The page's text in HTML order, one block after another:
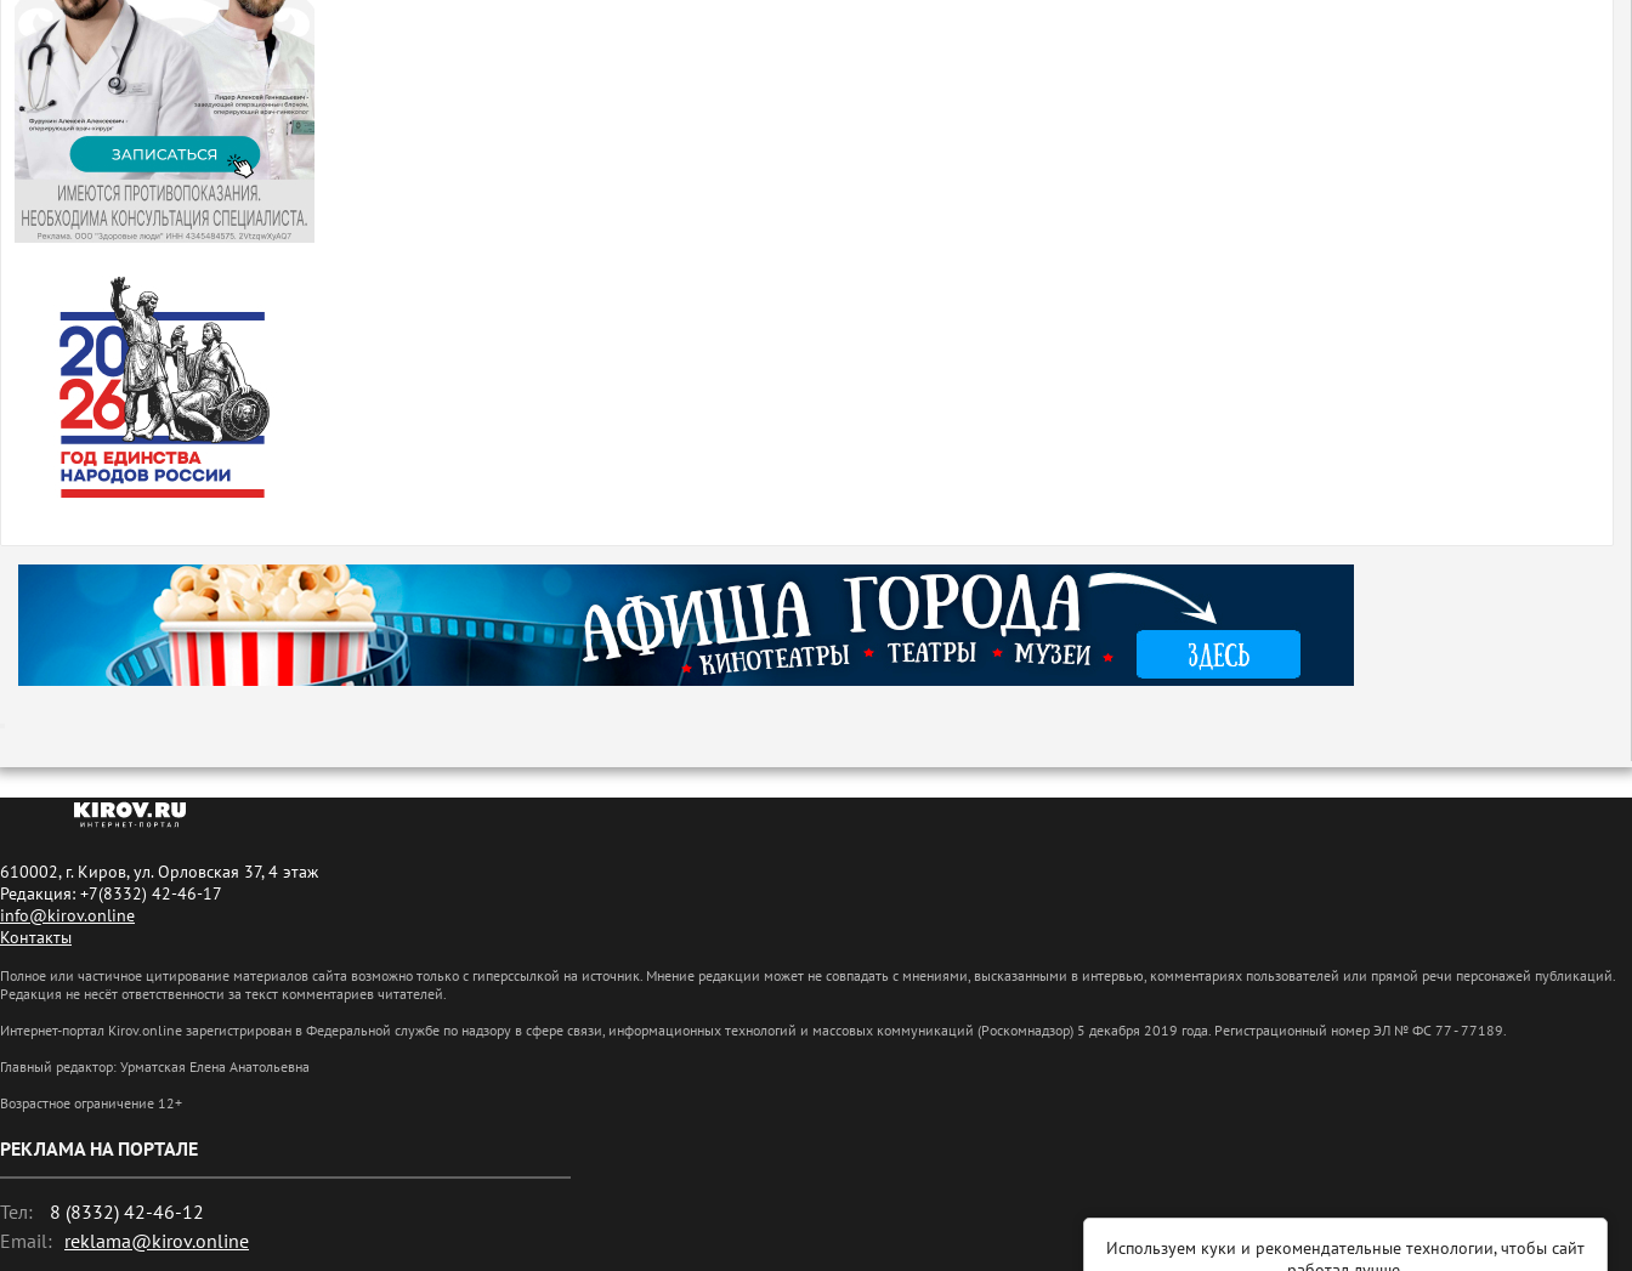
610002, г. Киров, ул. Орловская 37, 4 этаж
Редакция: +7(8332) 42-46-17
info@kirov.online
Контакты
Полное или частичное цитирование материалов сайта возможно только с гиперссылкой на источник. Мнение редакции может не совпадать с мнениями, высказанными в интервью, комментариях пользователей или прямой речи персонажей публикаций.
Редакция не несёт ответственности за текст комментариев читателей.
Интернет-портал Kirov.online зарегистрирован в Федеральной службе по надзору в сфере связи, информационных технологий и массовых коммуникаций (Роскомнадзор) 5 декабря 2019 года. Регистрационный номер ЭЛ № ФС 77 - 77189.
Главный редактор: Урматская Елена Анатольевна
Возрастное ограничение 12+
РЕКЛАМА НА ПОРТАЛЕ
Тел:
8 (8332) 42-46-12
Email: reklama@kirov.online
Используем куки и рекомендательные технологии, чтобы сайт